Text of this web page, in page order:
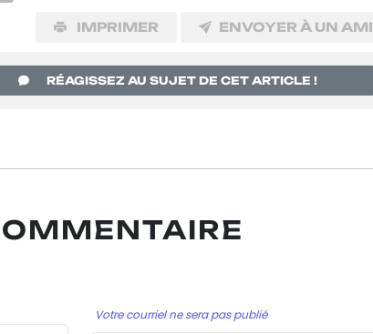
IMPRIMER ENVOYER À UN AMI
RÉAGISSEZ AU SUJET DE CET ARTICLE !
Votre courriel ne sera pas publié